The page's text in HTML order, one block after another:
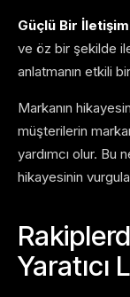
Güçlü Bir
ve öz bir şekilde
anlatmanın etkili
Markanın
müşterilerin
yardımcı olur. Bu
hikayesinin
Yaratıcı